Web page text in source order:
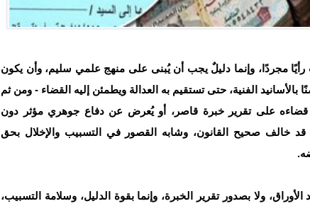
رأيًا مجردًا، وإنما دليلٌ يجب أن يُبنى على منهج علمي سليم، وأن يكون
بالأسانيد الفنية، حتى تستقيم به العدالة ويطمئن إليه القضاء - ومن ثم
على تقرير خبرة قاصر، أو يُعرض عن دفاع جوهري مؤثر دون
خالف صحيح القانون، وشابه القصور في التسبيب والإخلال بحق
الأوراق، ولا بصدور تقرير الخبرة، وإنما بقوة الدليل، وسلامة التسبيب،